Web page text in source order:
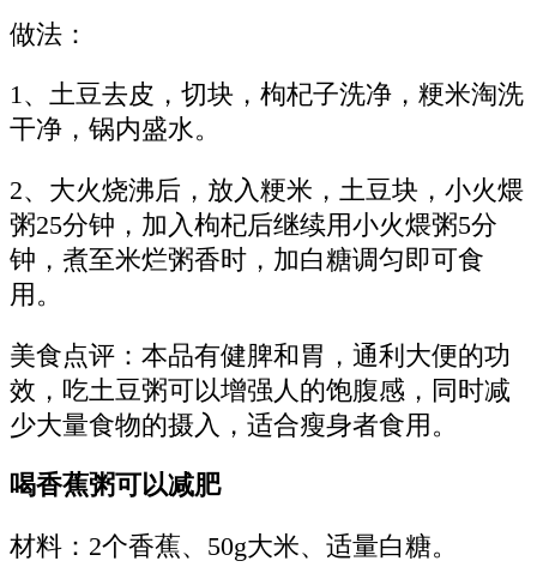
做法：
1、土豆去皮，切块，枸杞子洗净，粳米淘洗
干净，锅内盛水。
2、大火烧沸后，放入粳米，土豆块，小火煨
粥25分钟，加入枸杞后继续用小火煨粥5分
钟，煮至米烂粥香时，加白糖调匀即可食
用。
美食点评：本品有健脾和胃，通利大便的功
效，吃土豆粥可以增强人的饱腹感，同时减
少大量食物的摄入，适合瘦身者食用。
喝香蕉粥可以减肥
材料：2个香蕉、50g大米、适量白糖。